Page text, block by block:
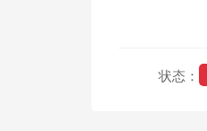
状态：